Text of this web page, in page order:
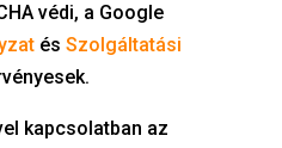
védi, a Google
és Szolgáltatási
kapcsolatban az